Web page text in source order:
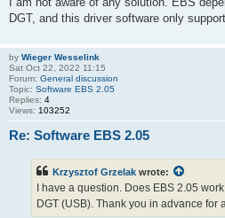
DGT, and this driver software only
by Wieger Wesselink
Sat Oct 22, 2022 11:15
Forum: General discussion
Topic: Software EBS 2.05
Replies: 4
Views: 103252
Re: Software EBS 2.05
Krzysztof Grzelak wrote:
I have a question. Does EBS 2.05
DGT (USB). Thank you in advance for